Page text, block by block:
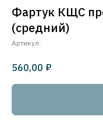
Фартук КЩС
(средний)
Артикул:
560,00 ₽